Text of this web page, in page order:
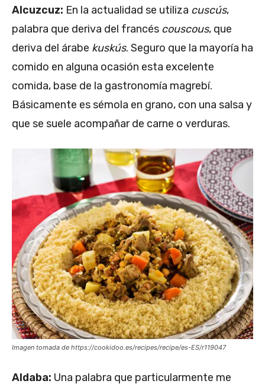
Alcuzcuz: En la actualidad se utiliza cuscús,
palabra que deriva del francés couscous, que
deriva del árabe kuskús. Seguro que la mayoría ha
comido en alguna ocasión esta excelente
comida, base de la gastronomía magrebí.
Básicamente es sémola en grano, con una salsa y
que se suele acompañar de carne o verduras.
Imagen tomada de https://cookidoo.es/recipes/recipe/es-ES/r119047
Aldaba: Una palabra que particularmente me